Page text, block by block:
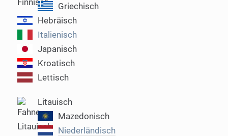
Griechisch
Hebräisch
Italienisch
Japanisch
Kroatisch
Lettisch
Litauisch
Mazedonisch
Niederlän­disch